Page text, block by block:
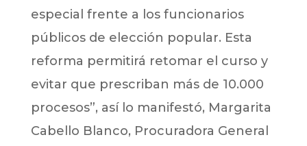
especial frente a los funcionarios
públicos de elección popular. Esta
reforma permitirá retomar el curso y
evitar que prescriban más de 10.000
procesos”, así lo manifestó, Margarita
Cabello Blanco, Procuradora General